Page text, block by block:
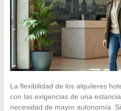
La flexibilidad de los alquileres
con las exigencias de una
necesidad de mayor autonomía.